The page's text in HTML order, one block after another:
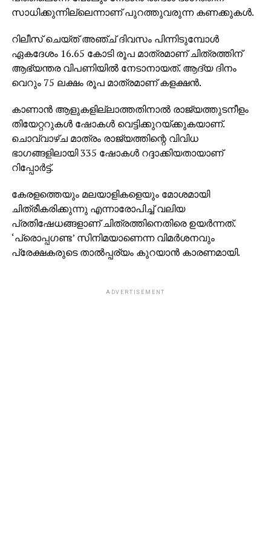
തിവാരിയുമായുള്ള സഹകരണം സിനിമയെ വലിയ
അവതരിപ്പിക്കാൻ സഹായിച്ചതായും അദ്ദേഹം
കൂട്ടിച്ചേർത്തു. ഹിന്ദിയിലൊരുങ്ങുന്ന ‘സിസ്റ്റം’ മെയ് 22
മുതൽ പ്രൈം വീഡിയോയിൽ മാത്രം സ്ട്രീമിംഗ്
ആരംഭിക്കും.
സാധിക്കുന്നില്ലെന്നാണ് പുറത്തുവരുന്ന കണക്കുകള്‍.
റിലീസ് ചെയ്ത് അഞ്ച് ദിവസം പിന്നിടുമ്പോള്‍
ഏകദേശം 16.65 കോടി രൂപ മാത്രമാണ് ചിത്രത്തിന്
ആഭ്യന്തര വിപണിയില്‍ നേടാനായത്. ആദ്യ ദിനം
വെറും 75 ലക്ഷം രൂപ മാത്രമാണ് കളക്ഷന്‍.
കാണാന്‍ ആളുകളില്ലാത്തതിനാല്‍ രാജ്യത്തുടനീളം
തിയേറ്ററുകള്‍ ഷോകള്‍ വെട്ടിക്കുറയ്ക്കുകയാണ്.
ചൊവ്വാഴ്ച മാത്രം രാജ്യത്തിന്റെ വിവിധ
ഭാഗങ്ങളിലായി 335 ഷോകള്‍ റദ്ദാക്കിയതായാണ്
റിപ്പോര്‍ട്ട്.
കേരളത്തെയും മലയാളികളെയും മോശമായി
ചിത്രീകരിക്കുന്നു എന്നാരോപിച്ച് വലിയ
പ്രതിഷേധങ്ങളാണ് ചിത്രത്തിനെതിരെ ഉയര്‍ന്നത്.
‘പ്രൊപ്പഗണ്ട’ സിനിമയാണെന്ന വിമര്‍ശനവും
പ്രേക്ഷകരുടെ താല്‍പ്പര്യം കുറയാന്‍ കാരണമായി.
ADVERTISEMENT